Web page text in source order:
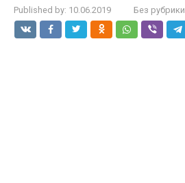
Published by: 10.06.2019 Без рубрики